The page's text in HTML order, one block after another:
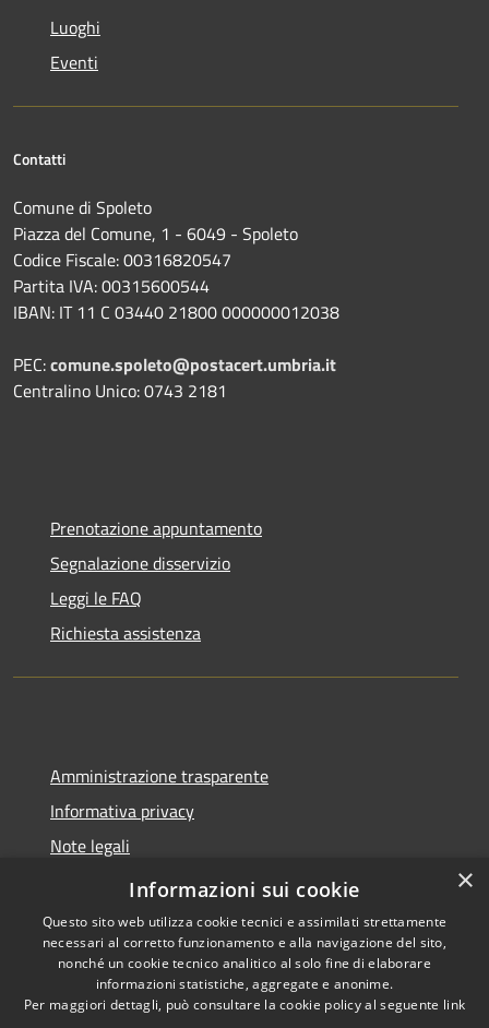
Luoghi
Eventi
Contatti
Comune di Spoleto
Piazza del Comune, 1 - 6049 - Spoleto
Codice Fiscale: 00316820547
Partita IVA: 00315600544
IBAN: IT 11 C 03440 21800 000000012038
PEC:comune.spoleto@postacert.umbria.it
Centralino Unico: 0743 2181
Prenotazione appuntamento
Segnalazione disservizio
Leggi le FAQ
Richiesta assistenza
Amministrazione trasparente
Informativa privacy
Note legali
Dichiarazione di accessibilità
Accessibilità
Copyright © 2026 • Comune di
Spoleto • Powered by
×
Informazioni sui cookie
Questo sito web utilizza cookie tecnici e assimilati strettamente
necessari al corretto funzionamento e alla navigazione del sito,
nonché un cookie tecnico analitico al solo fine di elaborare
informazioni statistiche, aggregate e anonime.
Per maggiori dettagli, può consultare la cookie policy al seguente link